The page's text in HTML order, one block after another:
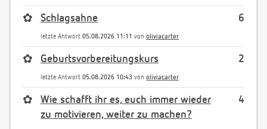
6
✿ Schlagsahne
letzte Antwort 05.08.2026 11:11 von oliviacarter
2
✿ Geburtsvorbereitungskurs
letzte Antwort 05.08.2026 10:43 von oliviacarter
4
✿
Wie schafft ihr es, euch immer wieder
zu motivieren, weiter zu machen?